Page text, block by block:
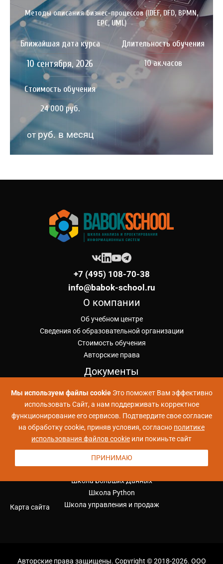
Методы описания бизнес-процессов (IDEF, DFD, BPMN,
EPC, UML)
Ближайшая дата курса
10 сентября, 2026
Длительность обучения
10 ак.часов
Стоимость обучения
24 000 руб.
от руб. в месяц
+7 (495) 108-70-38
info@babok-school.ru
О компании
Об учебном центре
Сведения об образовательной организации
Стоимость обучения
Авторские права
Документы
Публичная оферта ИКУ
Политика конфиденциальности
Положение об обработке ПД
Проекты УЦ Коммерсант
Школа Больших Данных
Школа Python
Школа управления и продаж
Карта сайта
Авторские права защищены. Copyright © 2018-2026. ООО
Мы используем файлы cookieЭто поможет Вам эффективно
использовать Сайт, а нам поддерживать корректное
функционирование его сервисов. Подтвердите свое согласие
на обработку cookie, приняв условия, согласно политике
использования файлов cookie или покиньте сайт
ПРИНИМАЮ